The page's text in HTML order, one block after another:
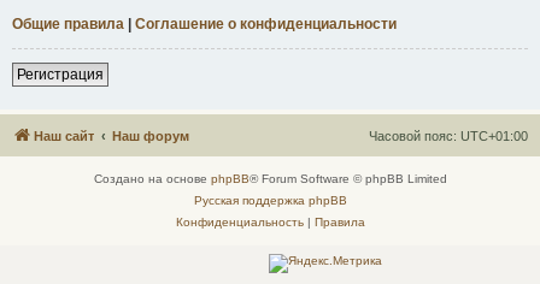
Общие правила | Соглашение о конфиденциальности
Регистрация
Наш сайт Наш форум Часовой пояс: UTC+01:00
Создано на основе phpBB® Forum Software © phpBB Limited
Русская поддержка phpBB
Конфиденциальность| Правила